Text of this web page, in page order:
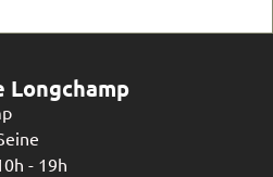
Longchamp
- 19h